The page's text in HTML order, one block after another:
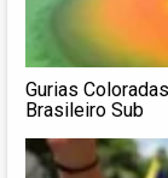
Gurias
Brasileiro Sub